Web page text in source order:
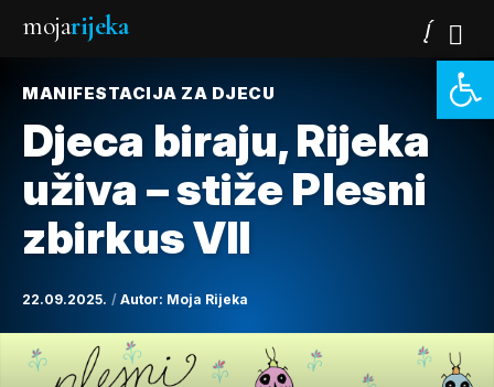
mojarijeka
MANIFESTACIJA ZA DJECU
Djeca biraju, Rijeka
uživa – stiže Plesni
zbirkus VII
22.09.2025. Autor: Moja Rijeka